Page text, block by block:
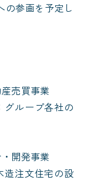
の参画を予定し
売買事業
グループ各社の
開発事業
造注文住宅の設